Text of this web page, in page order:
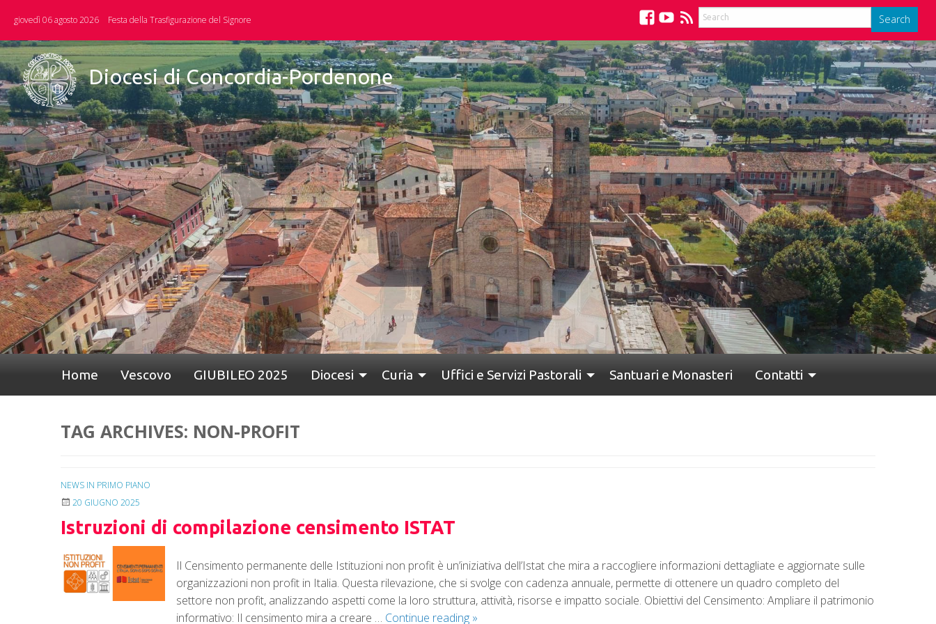
content
giovedì 06 agosto 2026 Festa della Trasfigurazione del Signore FacebookYouTubeFeed Search
Diocesi di Concordia-Pordenone
Home Vescovo GIUBILEO 2025 Diocesi Curia Uffici e Servizi Pastorali Santuari e Monasteri Contatti
TAG ARCHIVES: NON-PROFIT
NEWS IN PRIMO PIANO
20 GIUGNO 2025
Istruzioni di compilazione censimento ISTAT
Il Censimento permanente delle Istituzioni non profit è un’iniziativa dell’Istat che mira a raccogliere informazioni dettagliate e aggiornate sulle
organizzazioni non profit in Italia. Questa rilevazione, che si svolge con cadenza annuale, permette di ottenere un quadro completo del
settore non profit, analizzando aspetti come la loro struttura, attività, risorse e impatto sociale. Obiettivi del Censimento: Ampliare il patrimonio
informativo: Il censimento mira a creare … Continue reading »